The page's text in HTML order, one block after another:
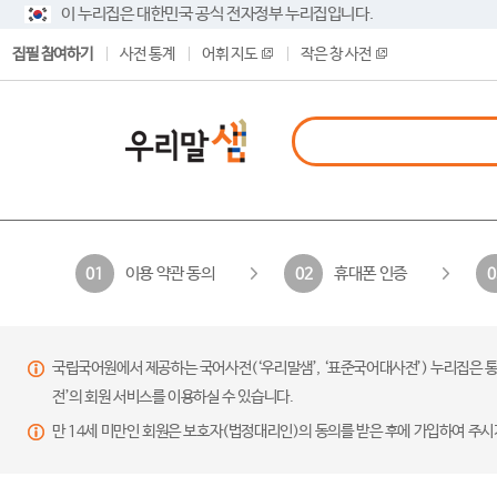
이 누리집은 대한민국 공식 전자정부 누리집입니다.
집필 참여하기 사전 통계 어휘 지도 작은 창 사전
01 이용 약관 동의 02 휴대폰 인증
국립국어원에서 제공하는 국어사전(‘우리말샘’, ‘표준국어대사전’) 누리집
전’의 회원 서비스를 이용하실 수 있습니다.
만 14세 미만인 회원은 보호자(법정대리인)의 동의를 받은 후에 가입하여 주